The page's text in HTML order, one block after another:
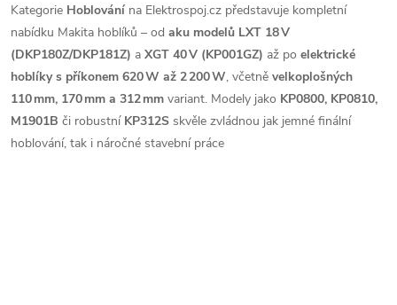
Kategorie Hoblování na Elektrospoj.cz představuje kompletní
nabídku Makita hoblíků – od aku modelů LXT 18 V
(DKP180Z/DKP181Z) a XGT 40 V (KP001GZ) až po elektrické
hoblíky s příkonem 620 W až 2 200 W, včetně velkoplošných
110 mm, 170 mm a 312 mm variant. Modely jako KP0800, KP0810,
M1901B či robustní KP312S skvěle zvládnou jak jemné finální
hoblování, tak i náročné stavební práce